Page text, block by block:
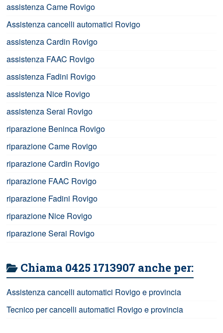
assistenza Came Rovigo
Assistenza cancelli automatici Rovigo
assistenza Cardin Rovigo
assistenza FAAC Rovigo
assistenza Fadini Rovigo
assistenza Nice Rovigo
assistenza Serai Rovigo
riparazione Beninca Rovigo
riparazione Came Rovigo
riparazione Cardin Rovigo
riparazione FAAC Rovigo
riparazione Fadini Rovigo
riparazione Nice Rovigo
riparazione Serai Rovigo
Chiama 0425 1713907 anche per:
Assistenza cancelli automatici Rovigo e provincia
Tecnico per cancelli automatici Rovigo e provincia